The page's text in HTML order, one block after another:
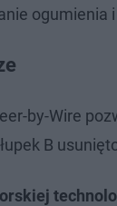
by-Wire
B